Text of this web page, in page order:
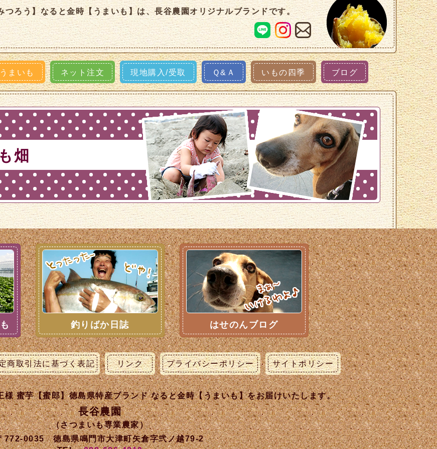
つろう】なると金時【うまいも】は、長谷農園オリジナルブランドです。
うまいも ネット注文 現地購入/受取 Ｑ&Ａ いもの四季 ブログ
畑
釣りばか日誌 はせのんブログ
商取引法に基づく表記 リンク プライバシーポリシー サイトポリシー
様 蜜芋【蜜郎】徳島県特産ブランド なると金時【うまいも】をお届けいたします。
長谷農園
（さつまいも専業農家）
772-0035 徳島県鳴門市大津町矢倉字弐ノ越79-2